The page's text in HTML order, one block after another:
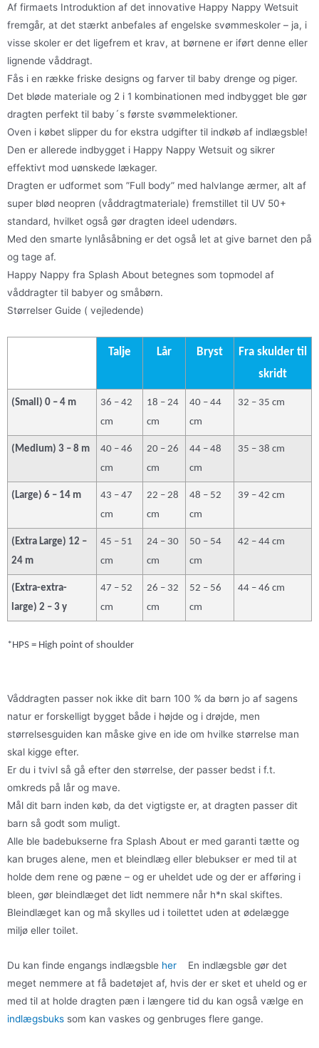
Af firmaets Introduktion af det innovative Happy Nappy Wetsuit
fremgår, at det stærkt anbefales af engelske svømmeskoler – ja, i
visse skoler er det ligefrem et krav, at børnene er iført denne eller
lignende våddragt.
Fås i en række friske designs og farver til baby drenge og piger.
Det bløde materiale og 2 i 1 kombinationen med indbygget ble gør
dragten perfekt til baby´s første svømmelektioner.
Oven i købet slipper du for ekstra udgifter til indkøb af indlægsble!
Den er allerede indbygget i Happy Nappy Wetsuit og sikrer
effektivt mod uønskede lækager.
Dragten er udformet som ”Full body” med halvlange ærmer, alt af
super blød neopren (våddragtmateriale) fremstillet til UV 50+
standard, hvilket også gør dragten ideel udendørs.
Med den smarte lynlåsåbning er det også let at give barnet den på
og tage af.
Happy Nappy fra Splash About betegnes som topmodel af
våddragter til babyer og småbørn.
Størrelser Guide ( vejledende)
Talje Lår Bryst
Fra skulder til
skridt
(Small) 0 – 4 m
36 – 42
cm
18 – 24
cm
40 – 44
cm
32 – 35 cm
(Medium) 3 – 8 m
40 – 46
cm
20 – 26
cm
44 – 48
cm
35 – 38 cm
(Large) 6 – 14 m
43 – 47
cm
22 – 28
cm
48 – 52
cm
39 – 42 cm
(Extra Large) 12 –
24 m
45 – 51
cm
24 – 30
cm
50 – 54
cm
42 – 44 cm
(Extra-extra-
large) 2 – 3 y
47 – 52
cm
26 – 32
cm
52 – 56
cm
44 – 46 cm
*HPS = High point of shoulder
Våddragten passer nok ikke dit barn 100 % da børn jo af sagens
natur er forskelligt bygget både i højde og i drøjde, men
størrelsesguiden kan måske give en ide om hvilke størrelse man
skal kigge efter.
Er du i tvivl så gå efter den størrelse, der passer bedst i f.t.
omkreds på lår og mave.
Mål dit barn inden køb, da det vigtigste er, at dragten passer dit
barn så godt som muligt.
Alle ble badebukserne fra Splash About er med garanti tætte og
kan bruges alene, men et bleindlæg eller blebukser er med til at
holde dem rene og pæne – og er uheldet ude og der er afføring i
bleen, gør bleindlæget det lidt nemmere når h*n skal skiftes.
Bleindlæget kan og må skylles ud i toilettet uden at ødelægge
miljø eller toilet.
Du kan finde engangs indlægsble her
En indlægsble gør det
meget nemmere at få badetøjet af, hvis der er sket et uheld og er
med til at holde dragten pæn i længere tid du kan også vælge en
indlægsbuks som kan vaskes og genbruges flere gange.